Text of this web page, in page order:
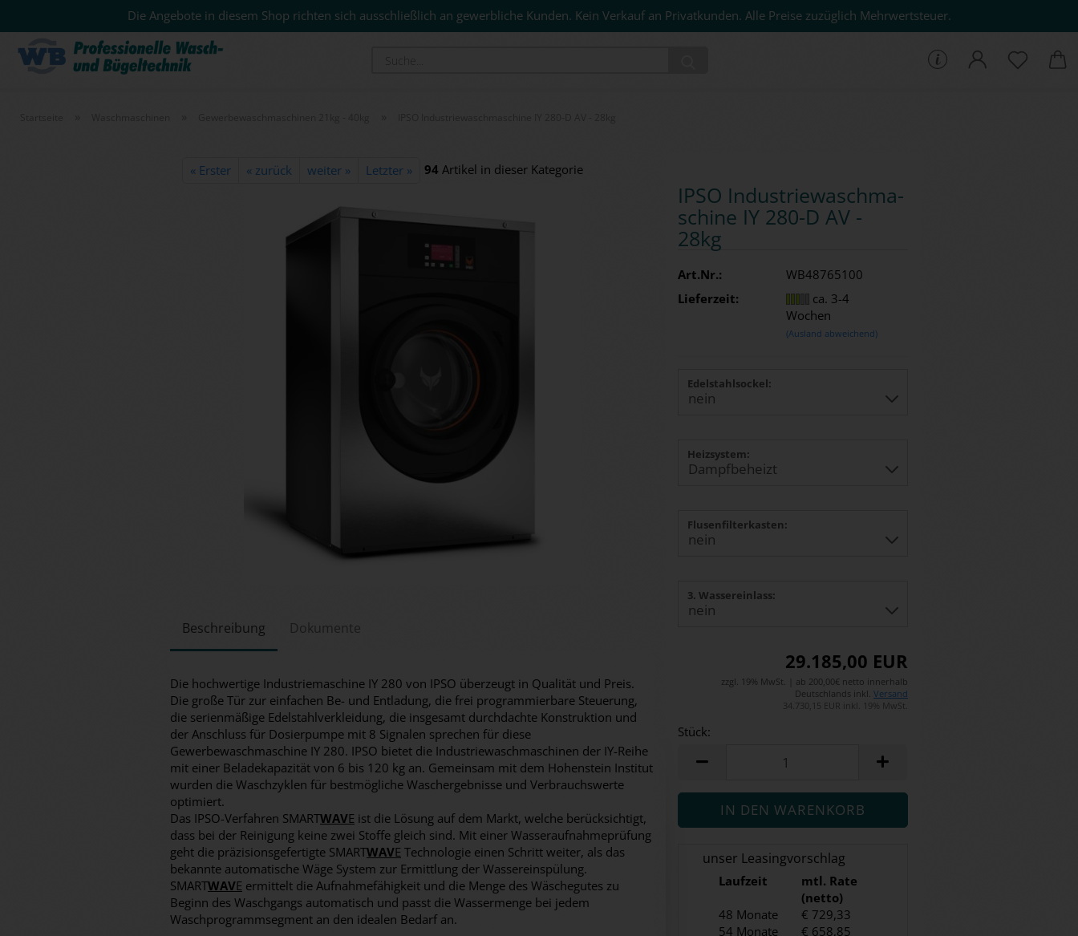
Die Angebote in diesem Shop richten sich ausschließlich an gewerbliche Kunden. Kein Verkauf an Privatkunden. Alle Preise zuzüglich Mehrwertsteuer.
« Erster « zurück weiter » Letzter » 94 Artikel in dieser Kategorie
IPSO In­dus­trie­wasch­ma­
schi­ne IY 280-D AV -
28kg
Art.Nr.:
WB48765100
Lieferzeit:
ca. 3-4
Wochen
(Ausland abweichend)
Edelstahlsockel:
Heizsystem:
Flusenfilterkasten:
3. Wassereinlass:
29.185,00 EUR
zzgl. 19% MwSt. | ab 200,00€ netto innerhalb
Deutschlands inkl. Versand
34.730,15 EUR inkl. 19% MwSt.
Stück:
Stück
unser Leasingvorschlag
Laufzeit
mtl. Rate
(netto)
48 Monate
€ 729,33
54 Monate
€ 658,85
Beschreibung Dokumente
Die hochwertige Industriemaschine IY 280 von IPSO überzeugt in Qualität und Preis.
Die große Tür zur einfachen Be- und Entladung, die frei programmierbare Steuerung,
die serienmäßige Edelstahlverkleidung, die insgesamt durchdachte Konstruktion und
der Anschluss für Dosierpumpe mit 8 Signalen sprechen für diese
Gewerbewaschmaschine IY 280. IPSO bietet die Industriewaschmaschinen der IY-Reihe
mit einer Beladekapazität von 6 bis 120 kg an. Gemeinsam mit dem Hohenstein Institut
wurden die Waschzyklen für bestmögliche Waschergebnisse und Verbrauchswerte
optimiert.
Das IPSO-Verfahren SMARTWAVE ist die Lösung auf dem Markt, welche berücksichtigt,
dass bei der Reinigung keine zwei Stoffe gleich sind. Mit einer Wasseraufnahmeprüfung
geht die präzisionsgefertigte SMARTWAVE Technologie einen Schritt weiter, als das
bekannte automatische Wäge System zur Ermittlung der Wassereinspülung.
SMARTWAVE ermittelt die Aufnahmefähigkeit und die Menge des Wäschegutes zu
Beginn des Waschgangs automatisch und passt die Wassermenge bei jedem
Waschprogrammsegment an den idealen Bedarf an.